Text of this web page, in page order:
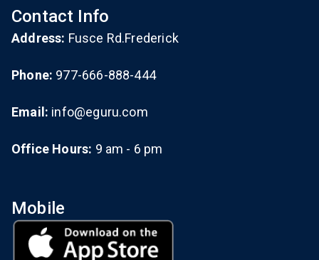
Contact Info
Address: Fusce Rd.Frederick
Phone: 977-666-888-444
Email: info@eguru.com
Office Hours: 9 am - 6 pm
Mobile